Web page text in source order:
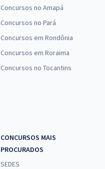
Concursos no Amapá
Concursos no Pará
Concursos em Rondônia
Concursos em Roraima
Concursos no Tocantins
CONCURSOS MAIS
PROCURADOS
SEDES